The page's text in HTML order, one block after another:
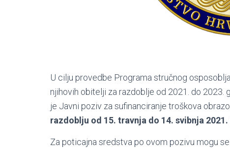
U cilju provedbe Programa stručnog
njihovih obitelji za razdoblje od 2021. do
je Javni poziv za sufinanciranje troškova
razdoblju od 15. travnja do 14. svibnja
Za poticajna sredstva po ovom pozivu mogu